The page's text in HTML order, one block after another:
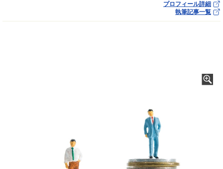
プロフィール詳細
執筆記事一覧